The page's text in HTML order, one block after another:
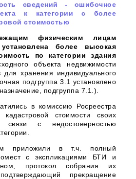
сведений - ошибочное
к категории с более
стоимостью
физическим лицам
установлена более высокая
по категории здания
объекта недвижимости
для хранения индивидуального
подгруппа 3.1 установлено
подгруппа 7.1.).
в комиссию Росреестра
стоимости своих
с недостоверностью
приложили в т.ч. полный
с экспликациями БТИ и
протокол собрания их
прекращение